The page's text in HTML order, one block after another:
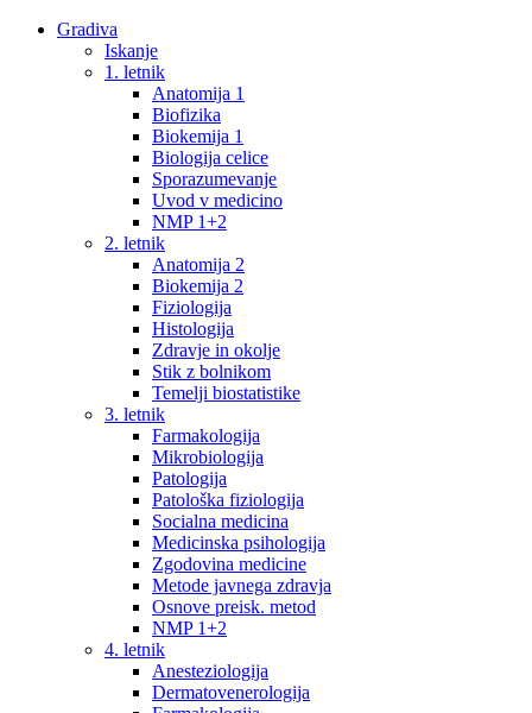
Gradiva
Iskanje
1. letnik
Anatomija 1
Biofizika
Biokemija 1
Biologija celice
Sporazumevanje
Uvod v medicino
NMP 1+2
2. letnik
Anatomija 2
Biokemija 2
Fiziologija
Histologija
Zdravje in okolje
Stik z bolnikom
Temelji biostatistike
3. letnik
Farmakologija
Mikrobiologija
Patologija
Patološka fiziologija
Socialna medicina
Medicinska psihologija
Zgodovina medicine
Metode javnega zdravja
Osnove preisk. metod
NMP 1+2
4. letnik
Anesteziologija
Dermatovenerologija